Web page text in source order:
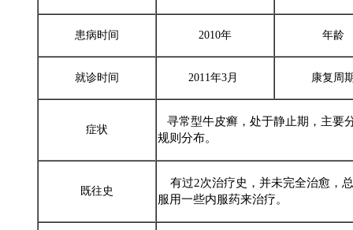
患病时间 2010年 年龄
就诊时间 2011年3月 康复周
症状
寻常型牛皮癣，处于静止期，主要
规则分布。
既往史
有过2次治疗史，并未完全治愈，
服用一些内服药来治疗。